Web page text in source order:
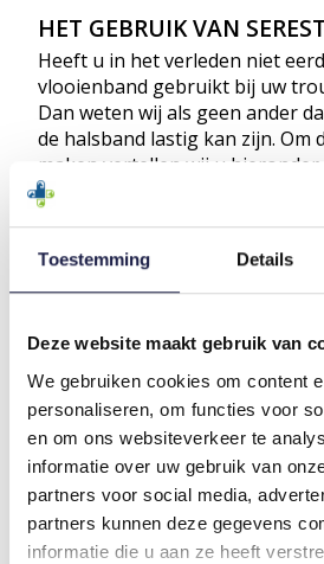
Toestemming Details
Deze website maakt gebruik van
We gebruiken cookies om content
personaliseren, om functies voor
en om ons websiteverkeer te
informatie over uw gebruik van
partners voor social media,
partners kunnen deze gegevens
informatie die u aan ze heeft
HET GEBRUIK VAN
Heeft u in het verleden niet
vlooienband gebruikt bij uw
Dan weten wij als geen ander
de halsband lastig kan zijn. Om
maken vertellen wij u
stap doet:
Haal de Seresto
de verpakking;
aan, er moeten twee vingers
van uw hond en de halsband;
Schuif het resterende deel
lus en knip deze op 2 cm af.
Lees voor gebruik altijd
de
HOE VEILIG IS SERESTO
Natuurlijk heeft u de veiligheid
hoog in het vaandel staan.